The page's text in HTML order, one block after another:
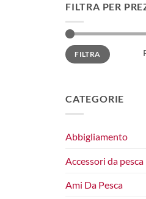
FILTRA PER
Prezzo
Min
Prezzo
MaxFILTRA
CATEGORIE
Abbigliamento
Accessori da pesca
Ami Da Pesca